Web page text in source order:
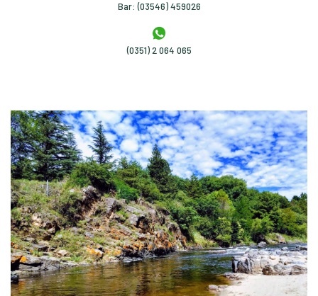
Bar: (03546) 459026
(0351) 2 064 065